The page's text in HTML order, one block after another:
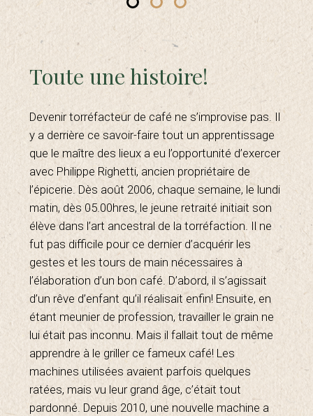
Nos
cafés
Toute une histoire!
Devenir torréfacteur de café ne s’improvise pas. Il
y a derrière ce savoir-faire tout un apprentissage
que le maître des lieux a eu l’opportunité d’exercer
avec Philippe Righetti, ancien propriétaire de
l’épicerie. Dès août 2006, chaque semaine, le lundi
matin, dès 05.00hres, le jeune retraité initiait son
élève dans l’art ancestral de la torréfaction. Il ne
fut pas difficile pour ce dernier d’acquérir les
gestes et les tours de main nécessaires à
l’élaboration d’un bon café. D’abord, il s’agissait
d’un rêve d’enfant qu’il réalisait enfin! Ensuite, en
étant meunier de profession, travailler le grain ne
lui était pas inconnu. Mais il fallait tout de même
apprendre à le griller ce fameux café! Les
machines utilisées avaient parfois quelques
ratées, mais vu leur grand âge, c’était tout
pardonné. Depuis 2010, une nouvelle machine a